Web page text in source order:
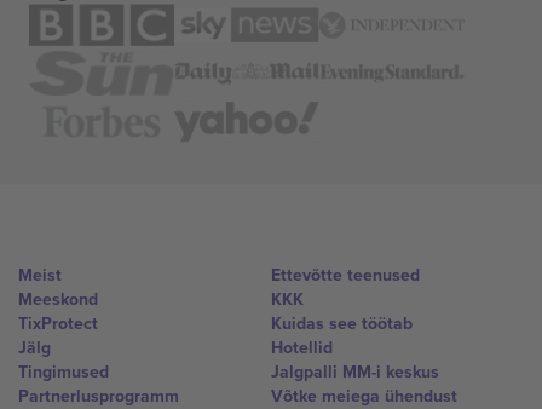
Meist
Meeskond
TixProtect
Jälg
Tingimused
Partnerlusprogramm
Ettevõtte teenused
KKK
Kuidas see töötab
Hotellid
Jalgpalli MM-i keskus
Võtke meiega ühendust